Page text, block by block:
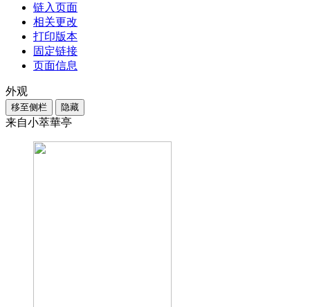
链入页面
相关更改
打印版本
固定链接
页面信息
外观
移至侧栏 隐藏
来自小萃華亭